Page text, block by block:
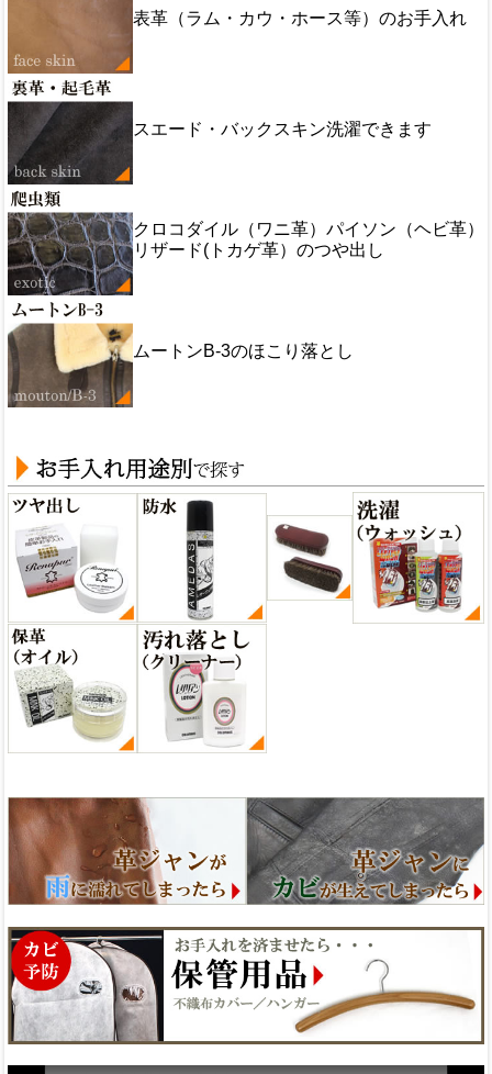
表革（ラム・カウ・ホース等）のお手入れ
スエード・バックスキン洗濯できます
クロコダイル（ワニ革）パイソン（ヘビ革）
リザード(トカゲ革）のつや出し
ムートンB-3のほこり落とし